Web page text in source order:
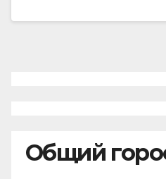
Общий